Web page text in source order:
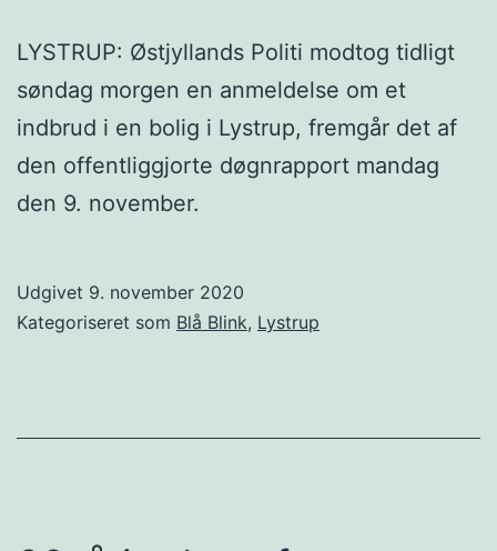
LYSTRUP: Østjyllands Politi modtog tidligt
søndag morgen en anmeldelse om et
indbrud i en bolig i Lystrup, fremgår det af
den offentliggjorte døgnrapport mandag
den 9. november.
Udgivet 9. november 2020
Kategoriseret som Blå Blink, Lystrup